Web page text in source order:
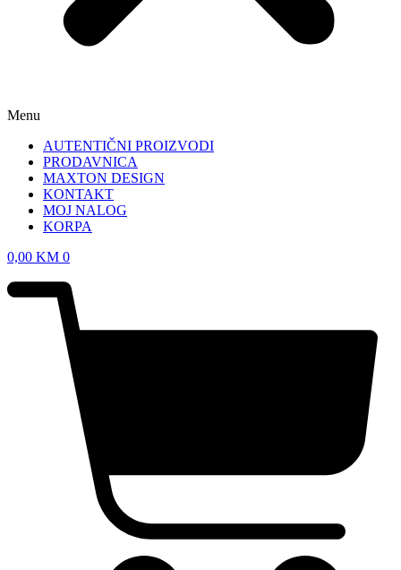
Menu
AUTENTIČNI PROIZVODI
PRODAVNICA
MAXTON DESIGN
KONTAKT
MOJ NALOG
KORPA
0,00 KM 0